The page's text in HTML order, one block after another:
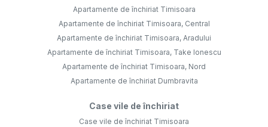
Apartamente de închiriat Timisoara
Apartamente de închiriat Timisoara, Central
Apartamente de închiriat Timisoara, Aradului
Apartamente de închiriat Timisoara, Take Ionescu
Apartamente de închiriat Timisoara, Nord
Apartamente de închiriat Dumbravita
Case vile de închiriat
Case vile de închiriat Timisoara